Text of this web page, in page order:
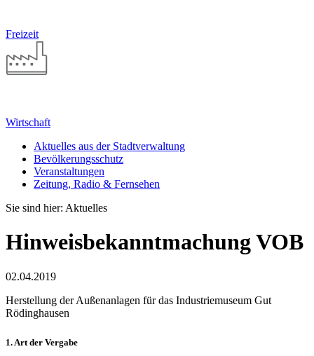
Freizeit
Wirtschaft
Aktuelles aus der Stadtverwaltung
Bevölkerungsschutz
Veranstaltungen
Zeitung, Radio & Fernsehen
Sie sind hier: Aktuelles
Hinweisbekanntmachung VOB
02.04.2019
Herstellung der Außenanlagen für das Industriemuseum Gut
Rödinghausen
1. Art der Vergabe